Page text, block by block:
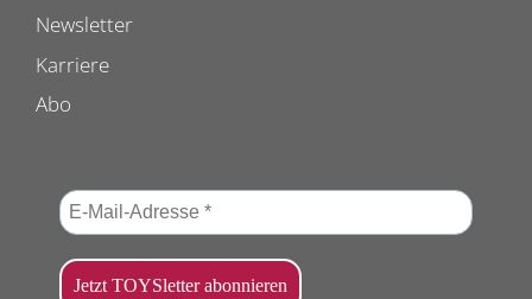
Newsletter
Karriere
Abo